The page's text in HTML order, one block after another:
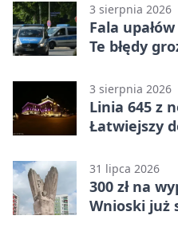
3 sierpnia 2026
Fala
Te błędy
3 sierpnia 2026
Linia 645 z
Łatwiejszy
31 lipca 2026
300 zł na
Wnioski już